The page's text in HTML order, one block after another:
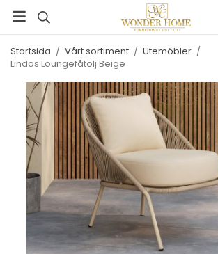
Startsida / Vårt sortiment / Utemöbler /
Lindos Loungefåtölj Beige